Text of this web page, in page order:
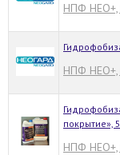
НПФ
НПФ
покрытие»,
НПФ